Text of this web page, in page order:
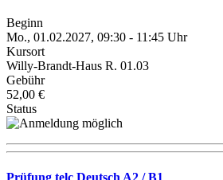
Beginn
Mo., 01.02.2027, 09:30 - 11:45 Uhr
Kursort
Willy-Brandt-Haus R. 01.03
Gebühr
52,00 €
Status
Prüfung telc Deutsch A2 / B1